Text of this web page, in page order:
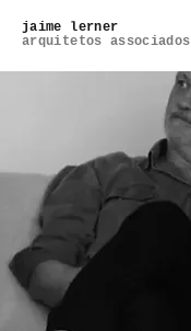
jaime lerner
arquitetos associados